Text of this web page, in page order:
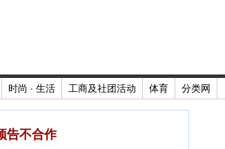
时尚 · 生活 工商及社团活动 体育 分类网
告不合作